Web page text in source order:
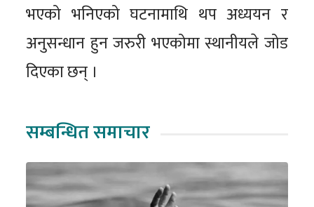
भएको भनिएको घटनामाथि थप अध्ययन र
अनुसन्धान हुन जरुरी भएकोमा स्थानीयले जोड
दिएका छन् ।
सम्बन्धित समाचार